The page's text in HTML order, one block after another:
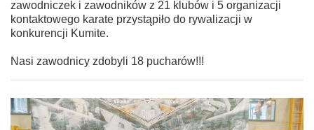
zawodniczek i zawodników z 21 klubów i 5 organizacji
kontaktowego karate przystąpiło do rywalizacji w
konkurencji Kumite.
Nasi zawodnicy zdobyli 18 pucharów!!!